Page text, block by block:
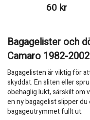
60 kr
Bagagelister och
Camaro 1982-2002
Bagagelisten är viktig för
skyddat. En sliten eller
obehaglig lukt, särskilt om
en ny bagagelist slipper
bagageutrymmet fullt ut.